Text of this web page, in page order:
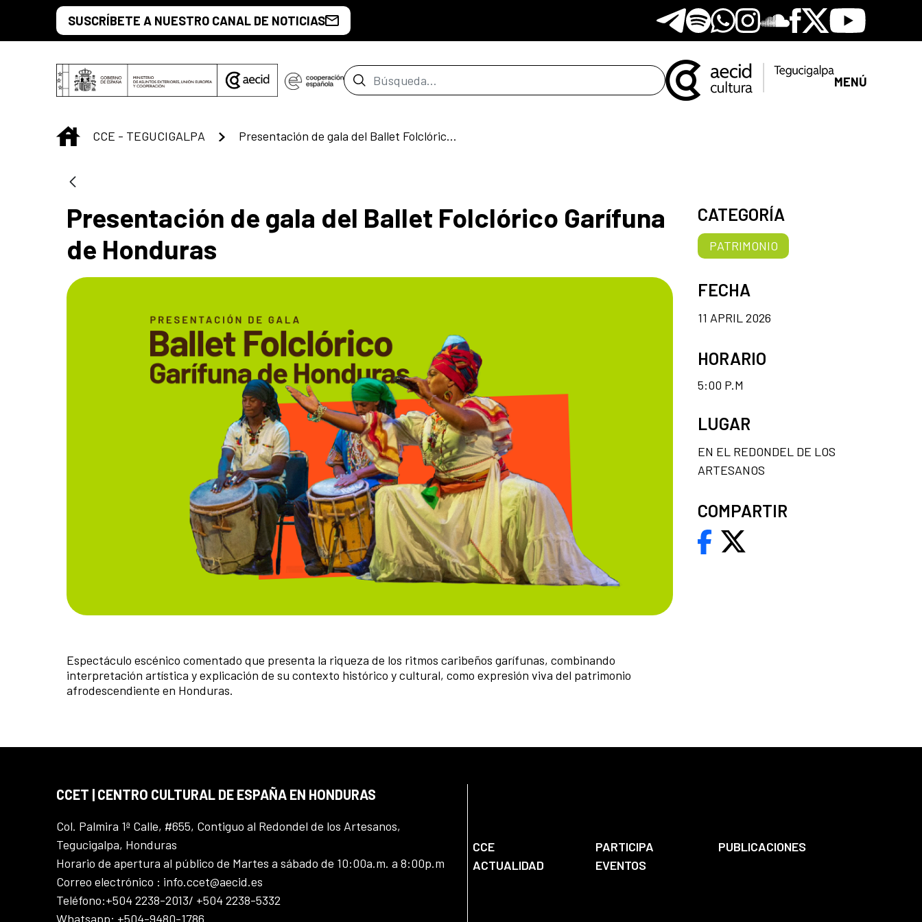
Saltar al contenido principal
SUSCRÍBETE A NUESTRO CANAL DE NOTICIAS Telegram
SpotifyWhatsapp
Instagram
Soundclore
Facebook
X Youtube
Barra de búsqueda MENÚ
INICIO
CCE - TEGUCIGALPA Presentación de gala del Ballet Folclórico Garífuna de Honduras
Presentación de gala del Ballet Folclórico Garífuna
de Honduras
Espectáculo escénico comentado que presenta la riqueza de los ritmos caribeños garífunas, combinando
interpretación artística y explicación de su contexto histórico y cultural, como expresión viva del patrimonio
afrodescendiente en Honduras.
CATEGORÍA
PATRIMONIO
FECHA
11 APRIL 2026
HORARIO
5:00 P.M
LUGAR
EN EL REDONDEL DE LOS
ARTESANOS
COMPARTIR
CCET | CENTRO CULTURAL DE ESPAÑA EN HONDURAS
Col. Palmira 1ª Calle, #655, Contiguo al Redondel de los Artesanos,
Tegucigalpa, Honduras
Horario de apertura al público de Martes a sábado de 10:00a.m. a 8:00p.m
Correo electrónico : info.ccet@aecid.es
Teléfono:+504 2238-2013/ +504 2238-5332
Whatsapp: +504-9480-1786
CCE PARTICIPA
PUBLICACIONES
ACTUALIDAD
EVENTOS